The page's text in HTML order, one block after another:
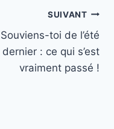
SUIVANT
Souviens-toi de l’été
dernier : ce qui s’est
vraiment passé !